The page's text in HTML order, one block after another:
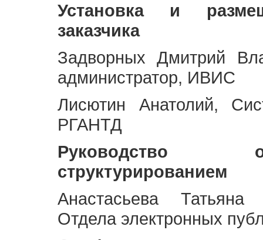
Установка и
заказчика
Задворных Дмитрий
администратор, ИВИС
Лисютин Анатолий,
РГАНТД
Руководство
структурированием
Анастасьева Татьяна
Отдела электронных